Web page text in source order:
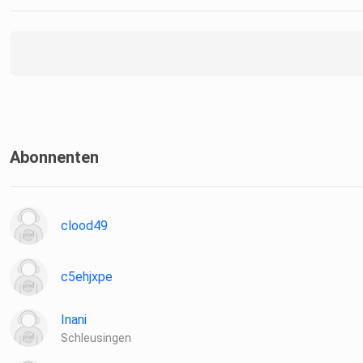
Abonnenten
clood49
c5ehjxpe
Inani
Schleusingen